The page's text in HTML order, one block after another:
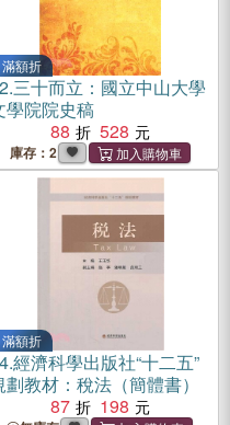
滿額折
三十而立：國立中山大學
學院院史稿
88
528
庫存：2
滿額折
經濟科學出版社“十二五”
劃教材：稅法（簡體書）
87
198